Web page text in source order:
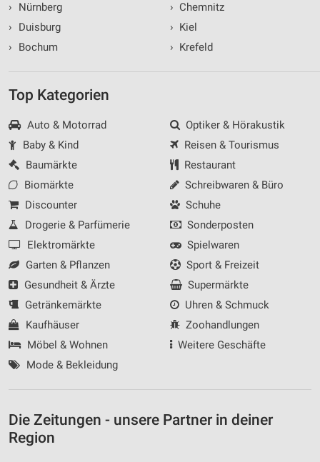
›
Nürnberg
›
Duisburg
›
Bochum
› Chemnitz
› Kiel
› Krefeld
Top Kategorien
Auto & Motorrad
Baby & Kind
Baumärkte
Biomärkte
Discounter
Drogerie & Parfümerie
Elektromärkte
Garten & Pflanzen
Gesundheit & Ärzte
Getränkemärkte
Kaufhäuser
Möbel & Wohnen
Mode & Bekleidung
Optiker & Hörakustik
Reisen & Tourismus
Restaurant
Schreibwaren & Büro
Schuhe
Sonderposten
Spielwaren
Sport & Freizeit
Supermärkte
Uhren & Schmuck
Zoohandlungen
Weitere Geschäfte
Die Zeitungen - unsere Partner in deiner
Region